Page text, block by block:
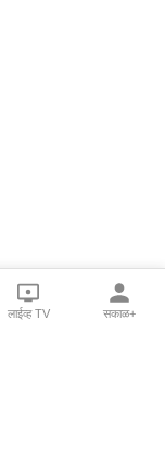
लाईव्ह TV सकाळ+